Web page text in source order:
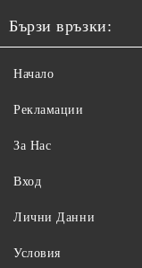
Бързи връзки:
Начало
Рекламации
За Нас
Вход
Лични Данни
Условия